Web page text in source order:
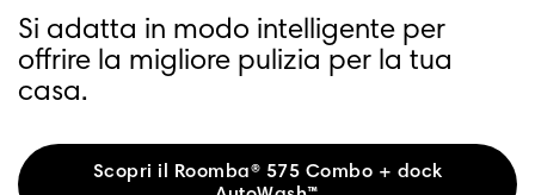
Si adatta in modo intelligente per
offrire la migliore pulizia per la tua
casa.
Scopri il Roomba® 575 Combo + dock